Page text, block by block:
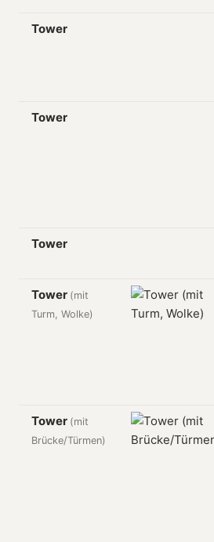
Tower
Tower
Tower
Tower (mit
Turm, Wolke)
Tower (mit
Brücke/Türmen)